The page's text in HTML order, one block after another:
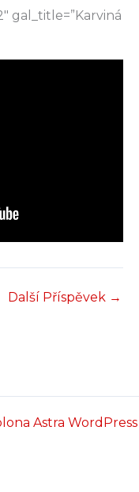
gal_title=”Karviná
Další Příspěvek →
Astra WordPress